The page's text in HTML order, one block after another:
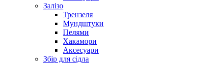
Залізо
Трензеля
Мундштуки
Пелями
Хакамори
Аксесуари
Збір для сідла